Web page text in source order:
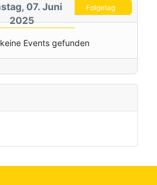
07. Juni
2025
Folgetag
Events gefunden